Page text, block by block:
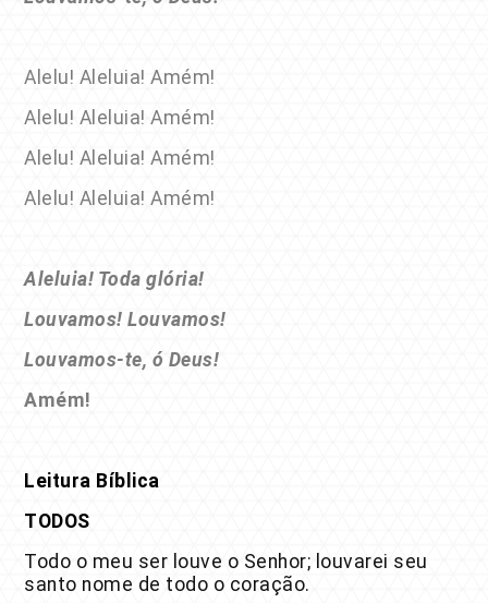
Alelu! Aleluia! Amém!
Alelu! Aleluia! Amém!
Alelu! Aleluia! Amém!
Alelu! Aleluia! Amém!
Aleluia! Toda glória!
Louvamos! Louvamos!
Louvamos-te, ó Deus!
Amém!
Leitura Bíblica
TODOS
Todo o meu ser louve o Senhor; louvarei seu
santo nome de todo o coração.